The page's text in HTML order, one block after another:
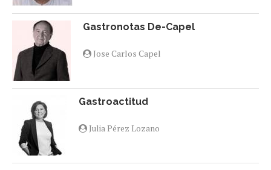
Gastronotas De-Capel
Jose Carlos Capel
Gastroactitud
Julia Pérez Lozano